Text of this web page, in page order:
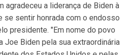
agradeceu a liderança de Biden à
sentir honrada com o endosso
presidente. "Em nome do povo
Joe Biden pela sua extraordinária